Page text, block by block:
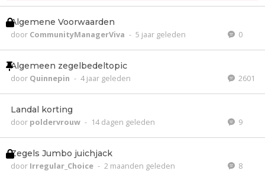
Algemene Voorwaarden
door CommunityManagerViva - 5 jaar geleden 0
Algemeen zegelbedeltopic
door Quinnepin - 4 jaar geleden 2601
Landal korting
door poldervrouw - 14 dagen geleden 9
Zegels Jumbo juichjack
door Irregular_Choice - 2 maanden geleden 8